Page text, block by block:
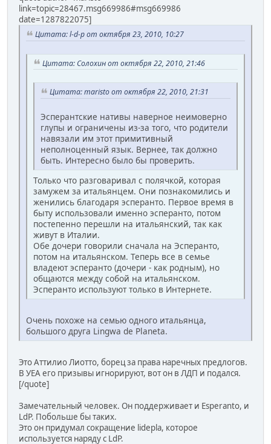
link=topic=28467.msg669986#msg669986
date=1287822075]
Цитата: l-d-p от октября 23, 2010, 10:27
Цитата: Солохин от октября 22, 2010, 21:46
Цитата: maristo от октября 22, 2010, 21:31
Эсперантские нативы наверное неимоверно
глупы и ограничены из-за того, что родители
навязали им этот примитивный
неполноценный язык. Вернее, так должно
быть. Интересно было бы проверить.
Только что разговаривал с полячкой, которая
замужем за итальянцем. Они познакомились и
женились благодаря эсперанто. Первое время в
быту использовали именно эсперанто, потом
постепенно перешли на итальянский, так как
живут в Италии.
Обе дочери говорили сначала на Эсперанто,
потом на итальянском. Теперь все в семье
владеют эсперанто (дочери - как родным), но
общаются между собой на итальянском.
Эсперанто используют только в Интернете.
Очень похоже на семью одного итальянца,
большого друга Lingwa de Planeta.
Это Аттилио Лиотто, борец за права наречных предлогов.
В УЕА его призывы игнорируют, вот он в ЛДП и подался.
[/quote]
Замечательный человек. Он поддерживает и Esperanto, и
LdP. Побольше бы таких.
Это он придумал сокращение lidepla, которое
используется наряду с LdP.